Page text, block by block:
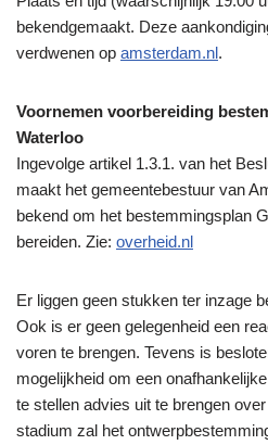
bekendgemaakt. Deze
verdwenen op amsterdam.nl.
Voornemen voorbereiding
Waterloo
Ingevolge artikel 1.3.1. van het
maakt het gemeentebestuur van
bekend om het bestemmingsplan
bereiden. Zie: overheid.nl
Er liggen geen stukken ter inzage
Ook is er geen gelegenheid een
voren te brengen. Tevens is
mogelijkheid om een
te stellen advies uit te brengen
stadium zal het